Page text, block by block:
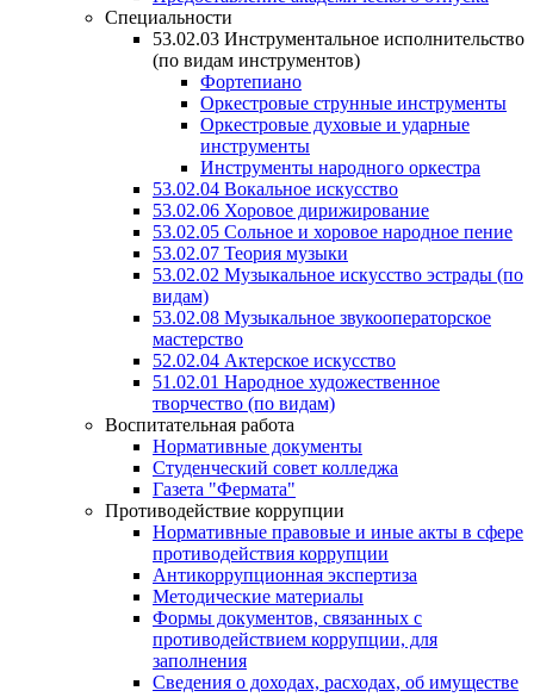
Специальности
53.02.03 Инструментальное исполнительство
(по видам инструментов)
Фортепиано
Оркестровые струнные инструменты
Оркестровые духовые и ударные
инструменты
Инструменты народного оркестра
53.02.04 Вокальное искусство
53.02.06 Хоровое дирижирование
53.02.05 Сольное и хоровое народное пение
53.02.07 Теория музыки
53.02.02 Музыкальное искусство эстрады (по
видам)
53.02.08 Музыкальное звукооператорское
мастерство
52.02.04 Актерское искусство
51.02.01 Народное художественное
творчество (по видам)
Воспитательная работа
Нормативные документы
Студенческий совет колледжа
Газета "Фермата"
Противодействие коррупции
Нормативные правовые и иные акты в сфере
противодействия коррупции
Антикоррупционная экспертиза
Методические материалы
Формы документов, связанных с
противодействием коррупции, для
заполнения
Сведения о доходах, расходах, об имуществе